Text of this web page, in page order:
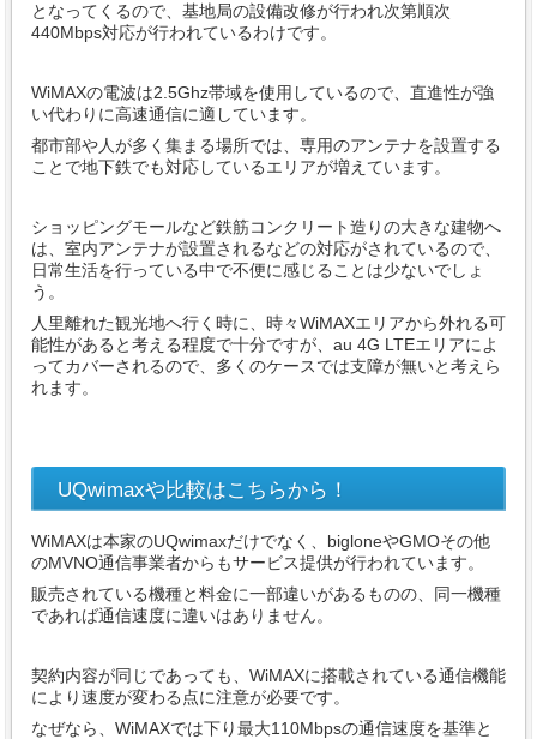
となってくるので、基地局の設備改修が行われ次第順次
440Mbps対応が行われているわけです。
WiMAXの電波は2.5Ghz帯域を使用しているので、直進性が強
い代わりに高速通信に適しています。
都市部や人が多く集まる場所では、専用のアンテナを設置する
ことで地下鉄でも対応しているエリアが増えています。
ショッピングモールなど鉄筋コンクリート造りの大きな建物へ
は、室内アンテナが設置されるなどの対応がされているので、
日常生活を行っている中で不便に感じることは少ないでしょ
う。
人里離れた観光地へ行く時に、時々WiMAXエリアから外れる可
能性があると考える程度で十分ですが、au 4G LTEエリアによ
ってカバーされるので、多くのケースでは支障が無いと考えら
れます。
UQwimaxや比較はこちらから！
WiMAXは本家のUQwimaxだけでなく、bigloneやGMOその他
のMVNO通信事業者からもサービス提供が行われています。
販売されている機種と料金に一部違いがあるものの、同一機種
であれば通信速度に違いはありません。
契約内容が同じであっても、WiMAXに搭載されている通信機能
により速度が変わる点に注意が必要です。
なぜなら、WiMAXでは下り最大110Mbpsの通信速度を基準と